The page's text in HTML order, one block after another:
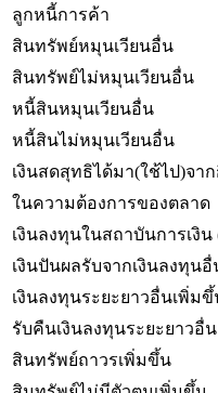
ลูกหนี้การค้า
สินทรัพย์หมุนเวียนอื่น
สินทรัพย์ไม่หมุนเวียนอื่น
หนี้สินหมุนเวียนอื่น
หนี้สินไม่หมุนเวียนอื่น
เงินสดสุทธิได้มา(ใช้ไป)จา
ในความต้องการของตลาด
เงินลงทุนในสถาบันการเงิ
เงินปันผลรับจากเงินลงทุนอื่
เงินลงทุนระยะยาวอื่นเพิ่ม
รับคืนเงินลงทุนระยะยาวอื่น
สินทรัพย์ถาวรเพิ่มขึ้น